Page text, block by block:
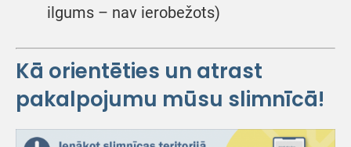
ilgums – nav ierobežots)
Kā orientēties un atrast
pakalpojumu mūsu slimnīcā!